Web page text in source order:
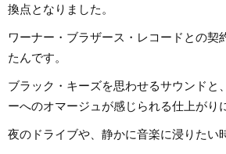
換点となりました。
ワーナー・ブラザース・レコードとの契
たんです。
ブラック・キーズを思わせるサウンドと
ーへのオマージュが感じられる仕上がり
夜のドライブや、静かに音楽に浸りたい